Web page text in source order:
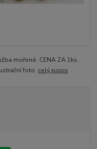
mořené. CENA ZA 1ks.
foto. celý popis